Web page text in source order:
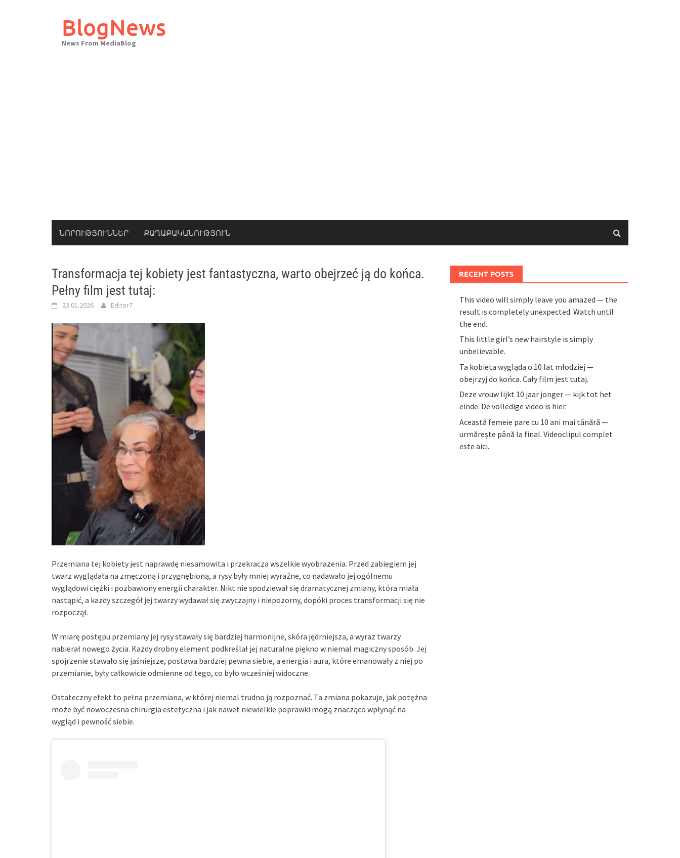
BlogNews
News From MediaBlog
ՆՈՐՈՒԹՅՈՒՆՆԵՐ ՔԱՂԱՔԱԿԱՆՈՒԹՅՈՒՆ
Transformacja tej kobiety jest fantastyczna, warto obejrzeć ją do końca.
Pełny film jest tutaj:
23.01.2026 Editor7
Przemiana tej kobiety jest naprawdę niesamowita i przekracza wszelkie wyobrażenia. Przed zabiegiem jej
twarz wyglądała na zmęczoną i przygnębioną, a rysy były mniej wyraźne, co nadawało jej ogólnemu
wyglądowi ciężki i pozbawiony energii charakter. Nikt nie spodziewał się dramatycznej zmiany, która miała
nastąpić, a każdy szczegół jej twarzy wydawał się zwyczajny i niepozorny, dopóki proces transformacji się nie
rozpoczął.
W miarę postępu przemiany jej rysy stawały się bardziej harmonijne, skóra jędrniejsza, a wyraz twarzy
nabierał nowego życia. Każdy drobny element podkreślał jej naturalne piękno w niemal magiczny sposób. Jej
spojrzenie stawało się jaśniejsze, postawa bardziej pewna siebie, a energia i aura, które emanowały z niej po
przemianie, były całkowicie odmienne od tego, co było wcześniej widoczne.
Ostateczny efekt to pełna przemiana, w której niemal trudno ją rozpoznać. Ta zmiana pokazuje, jak potężna
może być nowoczesna chirurgia estetyczna i jak nawet niewielkie poprawki mogą znacząco wpłynąć na
wygląd i pewność siebie.
RECENT POSTS
This video will simply leave you amazed — the
result is completely unexpected. Watch until
the end.
This little girl’s new hairstyle is simply
unbelievable.
Ta kobieta wygląda o 10 lat młodziej —
obejrzyj do końca. Cały film jest tutaj.
Deze vrouw lijkt 10 jaar jonger — kijk tot het
einde. De volledige video is hier.
Această femeie pare cu 10 ani mai tânără —
urmărește până la final. Videoclipul complet
este aici.